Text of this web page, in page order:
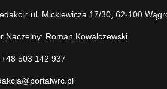
ul. Mickiewicza 17/30, 62-100
Naczelny: Roman Kowalczewski
503 142 937